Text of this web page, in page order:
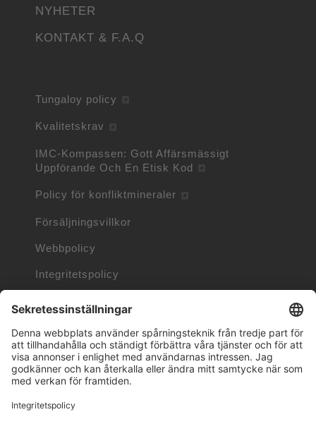
NYHETER
KONTAKT & F.A.Q
Tungaloy policy
Kvalitetskrav
IMC-Kompassen: Gott Affärsmässigt
Uppförande Och En Etisk Kod
Policy för konfliktmineraler
Försäljningsvillkor
Webbpolicy
Integritetspolicy
Information om Cookies
Trademarks owned by other companies